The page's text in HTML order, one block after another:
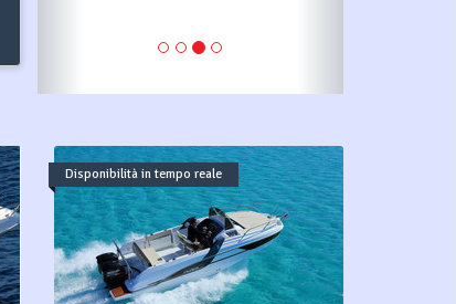
Disponibilità in tempo reale